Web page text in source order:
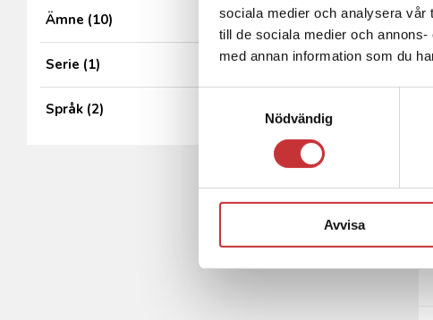
sociala medier och analysera vår
till de sociala medier och
med annan information som du
Nödvändig
Avvisa
Ämne (10)
Serie (1)
Språk (2)